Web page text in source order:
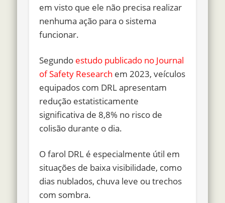
em visto que ele não precisa realizar
nenhuma ação para o sistema
funcionar.
Segundo estudo publicado no Journal
of Safety Research em 2023, veículos
equipados com DRL apresentam
redução estatisticamente
significativa de 8,8% no risco de
colisão durante o dia.
O farol DRL é especialmente útil em
situações de baixa visibilidade, como
dias nublados, chuva leve ou trechos
com sombra.